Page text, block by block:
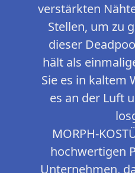
verstärkten
Stellen, um zu
dieser
hält als
Sie es in kaltem
es an der Luft
MORPH-
hochwertigen
Unternehmen,